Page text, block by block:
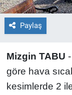
Paylaş
Mizgin TABU
göre hava
kesimlerde 2
POLİTİKA
SAĞLIK
SPOR